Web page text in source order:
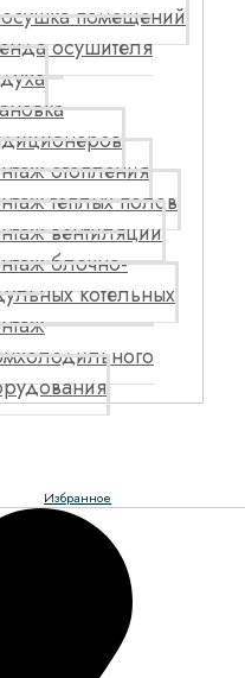
помещений
осушителя
отопления
теплых полов
вентиляции
блочно-
котельных
Избранное